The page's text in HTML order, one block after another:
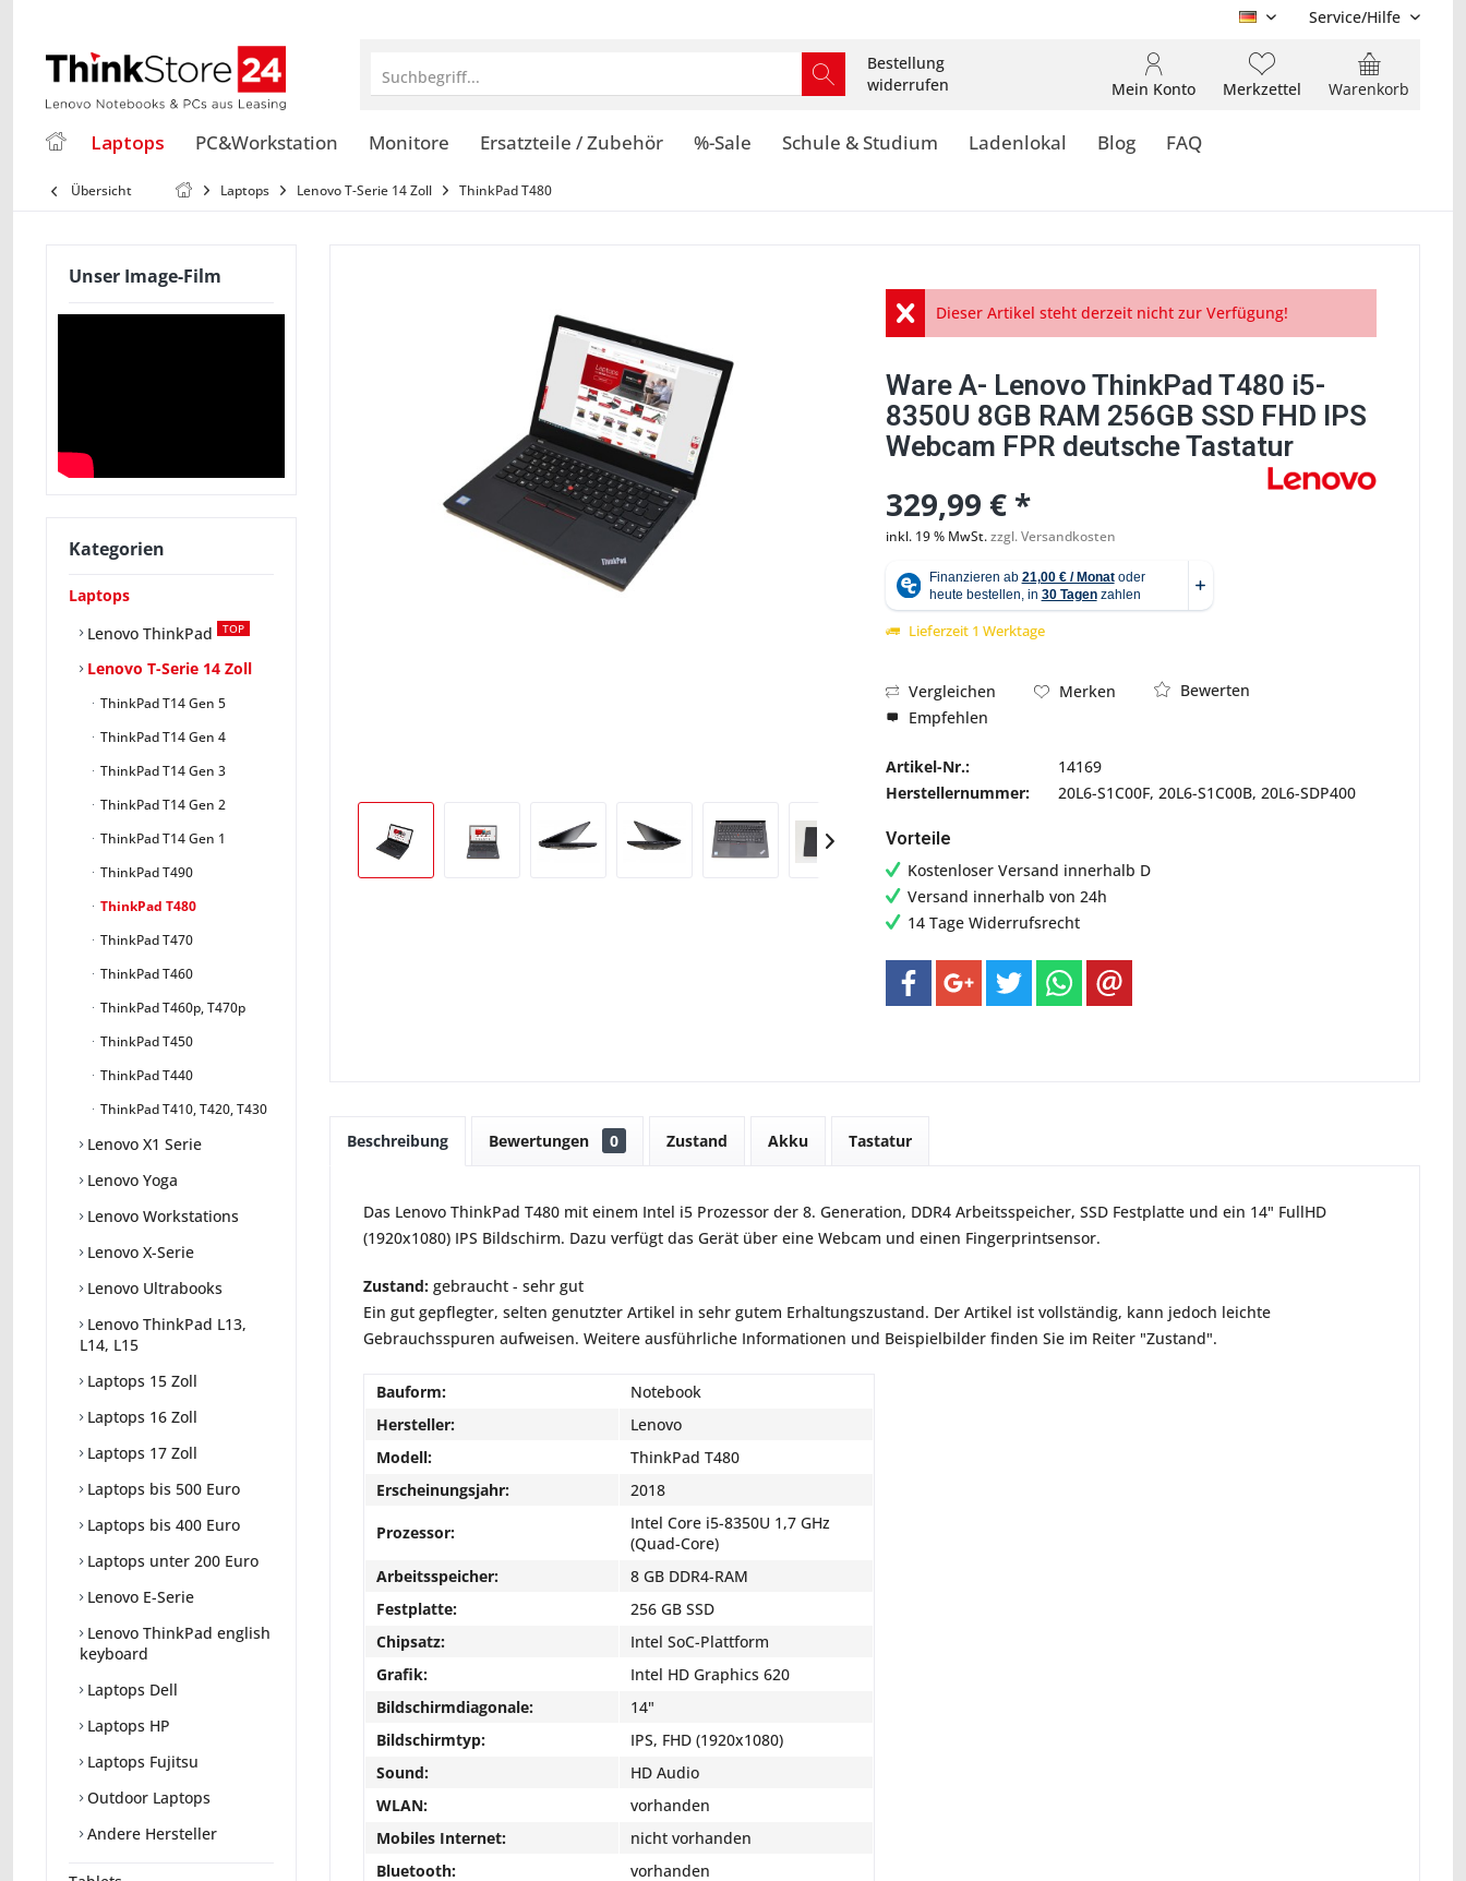
DE Service/Hilfe
Suchbegriff...
Bestellung
widerrufen
Warenkorb
Merkzettel
Mein Konto
Laptops PC&Workstation Monitore Ersatzteile / Zubehör %-Sale Schule & Studium Ladenlokal Blog FAQ
Übersicht Laptops Lenovo T-Serie 14 Zoll ThinkPad T480
Unser Image-Film
Kategorien
Laptops
Lenovo ThinkPad
TOP
Lenovo T-Serie 14 Zoll
ThinkPad T14 Gen 5
ThinkPad T14 Gen 4
ThinkPad T14 Gen 3
ThinkPad T14 Gen 2
ThinkPad T14 Gen 1
ThinkPad T490
ThinkPad T480
ThinkPad T470
ThinkPad T460
ThinkPad T460p, T470p
ThinkPad T450
ThinkPad T440
ThinkPad T410, T420, T430
Lenovo X1 Serie
Lenovo Yoga
Lenovo Workstations
Lenovo X-Serie
Lenovo Ultrabooks
Lenovo ThinkPad L13,
L14, L15
Laptops 15 Zoll
Laptops 16 Zoll
Laptops 17 Zoll
Laptops bis 500 Euro
Laptops bis 400 Euro
Laptops unter 200 Euro
Lenovo E-Serie
Lenovo ThinkPad english
keyboard
Laptops Dell
Laptops HP
Laptops Fujitsu
Outdoor Laptops
Andere Hersteller
Abbildung ähnlich
Dieser Artikel steht derzeit nicht zur Verfügung!
Ware A- Lenovo ThinkPad T480 i5-
8350U 8GB RAM 256GB SSD FHD IPS
Webcam FPR deutsche Tastatur
329,99 € *
inkl. 19 % MwSt.zzgl. Versandkosten
Lieferzeit 1 Werktage
Vergleichen Merken
Bewerten
Empfehlen
Artikel-Nr.:
14169
Herstellernummer:
20L6-S1C00F, 20L6-S1C00B, 20L6-SDP400
Vorteile
Kostenloser Versand innerhalb D
Versand innerhalb von 24h
14 Tage Widerrufsrecht
Beschreibung Bewertungen 0 Zustand Akku Tastatur
Das Lenovo ThinkPad T480 mit einem Intel i5 Prozessor der 8. Generation, DDR4 Arbeitsspeicher, SSD Festplatte und ein 14" FullHD
(1920x1080) IPS Bildschirm. Dazu verfügt das Gerät über eine Webcam und einen Fingerprintsensor.
Zustand: gebraucht - sehr gut
Ein gut gepflegter, selten genutzter Artikel in sehr gutem Erhaltungszustand. Der Artikel ist vollständig, kann jedoch leichte
Gebrauchsspuren aufweisen. Weitere ausführliche Informationen und Beispielbilder finden Sie im Reiter "Zustand".
Bauform:
Notebook
Hersteller:
Lenovo
Modell:
ThinkPad T480
Erscheinungsjahr:
2018
Prozessor:
Intel Core i5-8350U 1,7 GHz
(Quad-Core)
Arbeitsspeicher:
8 GB DDR4-RAM
Festplatte:
256 GB SSD
Chipsatz:
Intel SoC-Plattform
Grafik:
Intel HD Graphics 620
Bildschirmdiagonale:
14"
Bildschirmtyp:
IPS, FHD (1920x1080)
Sound:
HD Audio
WLAN:
vorhanden
Mobiles Internet:
nicht vorhanden
Bluetooth:
vorhanden